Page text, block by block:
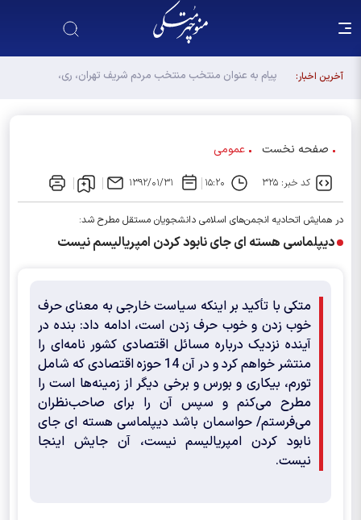
آخرین اخبار:
صفحه نخست عمومی
کد خبر: ۳۲۵ ۱۵:۲۰ ۱۳۹۲/۰۱/۳۱
در همایش اتحادیه انجمن‌های اسلامی دانشجویان مستقل مطرح شد:
دیپلماسی هسته ای جای نابود کردن امپریالیسم نیست
متکی با تأکید بر اینکه سیاست خارجی به معنای حرف
خوب زدن و خوب حرف زدن است، ادامه داد: بنده در
آینده نزدیک درباره مسائل اقتصادی کشور نامه‌ای را
منتشر خواهم کرد و در آن 14 حوزه اقتصادی که شامل
تورم، بیکاری و بورس و برخی دیگر از زمینه‌ها است را
مطرح می‌کنم و سپس آن را برای صاحب‌نظران
می‌فرستم/ حواسمان باشد دیپلماسی هسته ای جای
نابود کردن امپریالیسم نیست، آن جایش اینجا
نیست.